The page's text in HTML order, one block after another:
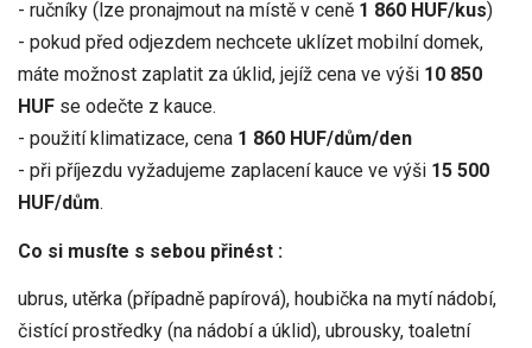
- ručníky (lze pronajmout na místě v ceně 1 860 HUF/kus)
- pokud před odjezdem nechcete uklízet mobilní domek,
máte možnost zaplatit za úklid, jejíž cena ve výši 10 850
HUF se odečte z kauce.
- použití klimatizace, cena 1 860 HUF/dům/den
- při příjezdu vyžadujeme zaplacení kauce ve výši 15 500
HUF/dům.
Co si musíte s sebou přinést :
ubrus, utěrka (případně papírová), houbička na mytí nádobí,
čistící prostředky (na nádobí a úklid), ubrousky, toaletní